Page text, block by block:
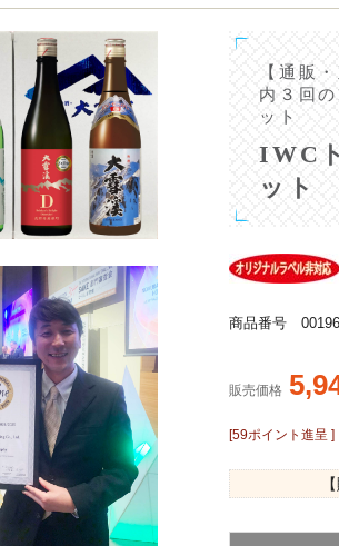
【通販
内３回
ット
IWC
ット
商品番号
販売価格
[59ポイント進呈 ]